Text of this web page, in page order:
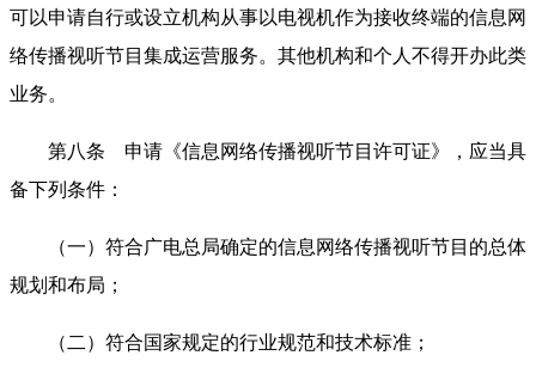
可以申请自行或设立机构从事以电视机作为接收终端的信息网
络传播视听节目集成运营服务。其他机构和个人不得开办此类
业务。
第八条 申请《信息网络传播视听节目许可证》，应当具
备下列条件：
（一）符合广电总局确定的信息网络传播视听节目的总体
规划和布局；
（二）符合国家规定的行业规范和技术标准；